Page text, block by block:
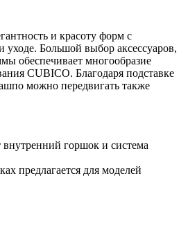
и красоту форм с
уходе. Большой выбор аксессуаров,
обеспечивает многообразие
CUBICO. Благодаря подставке
можно передвигать также
горшок и система
предлагается для моделей